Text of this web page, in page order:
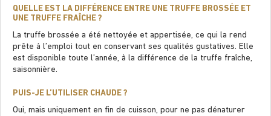
QUELLE EST LA DIFFÉRENCE ENTRE UNE TRUFFE BROSSÉE ET
UNE TRUFFE FRAÎCHE ?
La truffe brossée a été nettoyée et appertisée, ce qui la rend
prête à l’emploi tout en conservant ses qualités gustatives. Elle
est disponible toute l’année, à la différence de la truffe fraîche,
saisonnière.
PUIS-JE L’UTILISER CHAUDE ?
Oui, mais uniquement en ﬁn de cuisson, pour ne pas dénaturer